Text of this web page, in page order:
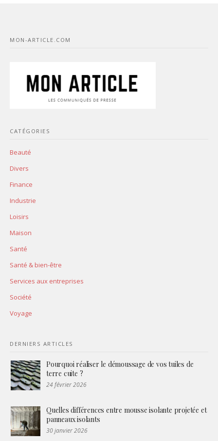
MON-ARTICLE.COM
CATÉGORIES
Beauté
Divers
Finance
Industrie
Loisirs
Maison
Santé
Santé & bien-être
Services aux entreprises
Société
Voyage
DERNIERS ARTICLES
Pourquoi réaliser le démoussage de vos tuiles de
terre cuite ?
24 février 2026
Quelles différences entre mousse isolante projetée et
panneaux isolants
30 janvier 2026